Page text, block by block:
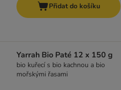
Přidat do košíku
Yarrah Bio Paté 12 x 150 g
bio kuřecí s bio kachnou a bio
mořskými řasami